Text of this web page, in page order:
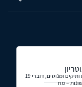
למשרד ותק של למעלה מ-30 שנה והוא מונה כ-30 עובדים ותיקים ומנוסים, דוברי 19